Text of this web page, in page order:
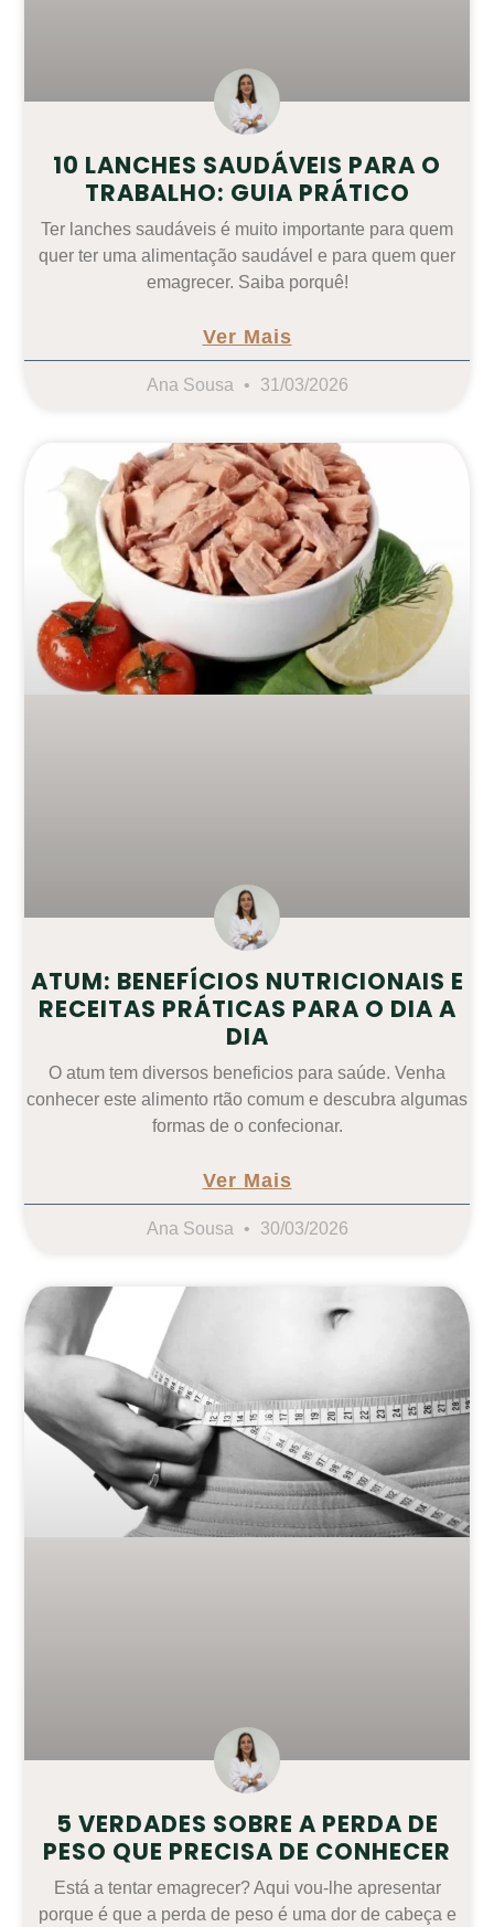
10 LANCHES SAUDÁVEIS PARA O
TRABALHO: GUIA PRÁTICO
Ter lanches saudáveis é muito importante para quem
quer ter uma alimentação saudável e para quem quer
emagrecer. Saiba porquê!
Ver Mais
Ana Sousa 31/03/2026
ATUM: BENEFÍCIOS NUTRICIONAIS E
RECEITAS PRÁTICAS PARA O DIA A
DIA
O atum tem diversos beneficios para saúde. Venha
conhecer este alimento rtão comum e descubra algumas
formas de o confecionar.
Ver Mais
Ana Sousa 30/03/2026
5 VERDADES SOBRE A PERDA DE
PESO QUE PRECISA DE CONHECER
Está a tentar emagrecer? Aqui vou-lhe apresentar
porque é que a perda de peso é uma dor de cabeça e